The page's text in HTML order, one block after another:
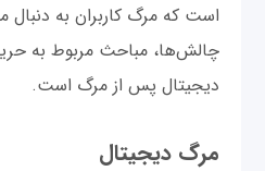
است که مرگ کاربران به دنبال
چالش‌ها، مباحث مربوط به
دیجیتال پس از مرگ است.
مرگ دیجیتال